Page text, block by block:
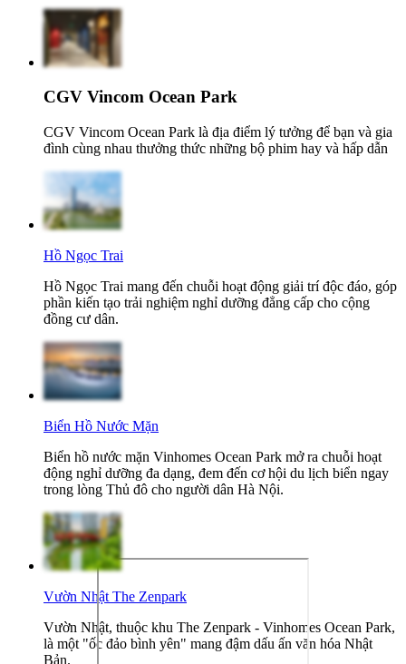
CGV Vincom Ocean Park
CGV Vincom Ocean Park là địa điểm lý tưởng để bạn và gia
đình cùng nhau thưởng thức những bộ phim hay và hấp dẫn
Hồ Ngọc Trai
Hồ Ngọc Trai mang đến chuỗi hoạt động giải trí độc đáo, góp
phần kiến tạo trải nghiệm nghỉ dưỡng đẳng cấp cho cộng
đồng cư dân.
Biển Hồ Nước Mặn
Biển hồ nước mặn Vinhomes Ocean Park mở ra chuỗi hoạt
động nghỉ dưỡng đa dạng, đem đến cơ hội du lịch biển ngay
trong lòng Thủ đô cho người dân Hà Nội.
Vườn Nhật The Zenpark
Vườn Nhật, thuộc khu The Zenpark - Vinhomes Ocean Park,
là một "ốc đảo bình yên" mang đậm dấu ấn văn hóa Nhật
Bản.